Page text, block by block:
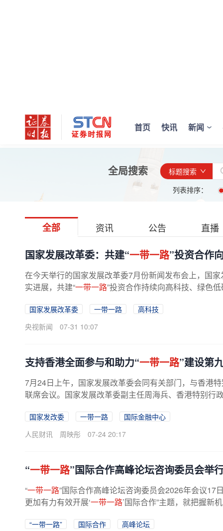
首页 快讯 新闻
全局搜索
标题搜索
列表排序：
全部 资讯 公告 直播
国家发展改革委：共建“一带一路”投资合作
在今天举行的国家发展改革委7月份新闻发布会上，国
实进展，共建“一带一路”投资合作持续向高科技、绿色
国家发展改革委 一带一路
高科技
央视新闻
07-31 10:07
支持香港全面参与和助力“一带一路”建设第
7月24日上午，国家发展改革委会同有关部门，与香港
联席会议。国家发展改革委副主任周海兵、香港特别行
国家发改委 一带一路
国际金融中心
人民财讯
周映彤 07-24 20:17
“一带一路”国际合作高峰论坛咨询委员会举
“一带一路”国际合作高峰论坛咨询委员会2026年会议17
更加有力有效开展‘一带一路’国际合作”主题，就把握新
“一带一路” 国际合作
高峰论坛